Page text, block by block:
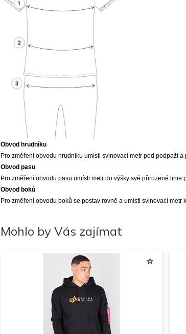
Obvod hrudníku
Pro změření obvodu hrudníku umísti svinovací metr pod podpaží
Obvod pasu
Pro změření obvodu pasu umísti metr do výšky své přirozené linie
Obvod boků
Pro změření obvodu boků se postav rovně a umísti svinovací metr
Mohlo by Vás zajímat